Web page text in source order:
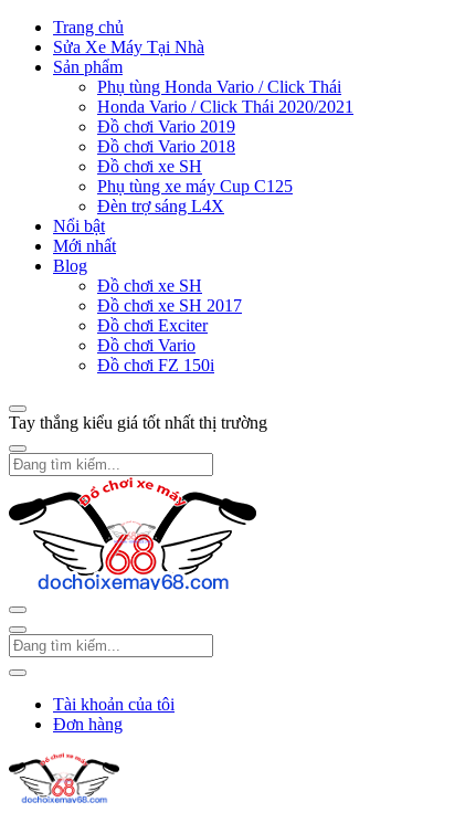
Trang chủ
Sửa Xe Máy Tại Nhà
Sản phẩm
Phụ tùng Honda Vario / Click Thái
Honda Vario / Click Thái 2020/2021
Đồ chơi Vario 2019
Đồ chơi Vario 2018
Đồ chơi xe SH
Phụ tùng xe máy Cup C125
Đèn trợ sáng L4X
Nổi bật
Mới nhất
Blog
Đồ chơi xe SH
Đồ chơi xe SH 2017
Đồ chơi Exciter
Đồ chơi Vario
Đồ chơi FZ 150i
Tay thắng kiểu giá tốt nhất thị trường
Tài khoản của tôi
Đơn hàng